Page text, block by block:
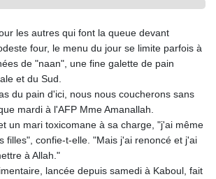
les autres qui font la queue devant
four, le menu du jour se limite parfois à
de "naan", une fine galette de pain
et du Sud.
du pain d'ici, nous nous coucherons sans
mardi à l'AFP Mme Amanallah.
un mari toxicomane à sa charge, "j'ai même
filles", confie-t-elle. "Mais j'ai renoncé et j'ai
à Allah."
lancée depuis samedi à Kaboul, fait